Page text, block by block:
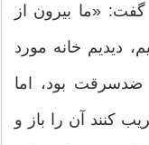
«ما بیرون از
دیدیم خانه مورد
ضدسرقت بود، اما
کنند آن را باز و